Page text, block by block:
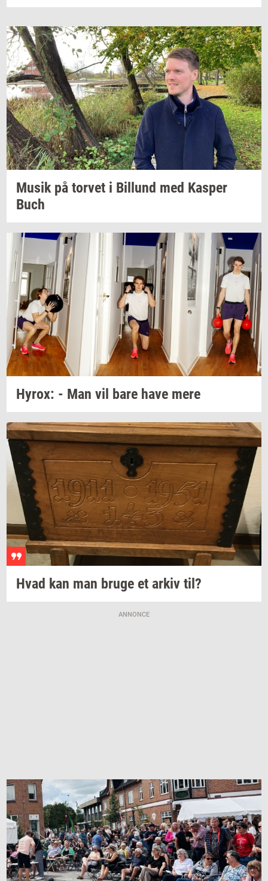
Musik på tor­vet i Bil­lund med Kas­per
Buch
Hyrox: - Man vil bare have mere
Hvad kan man bruge et arkiv til?
ANNONCE